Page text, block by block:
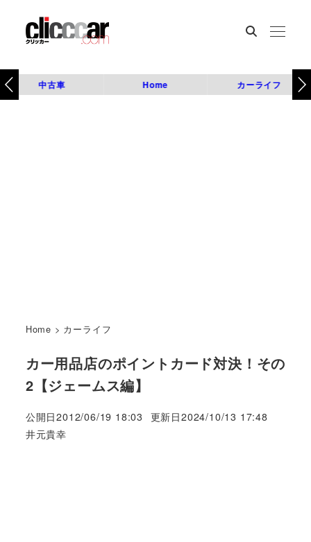
中古車 Home カーライフ
Home > カーライフ
カー用品店のポイントカード対決！その
2【ジェームス編】
公開日2012/06/19 18:03 更新日2024/10/13 17:48
著
井元貴幸